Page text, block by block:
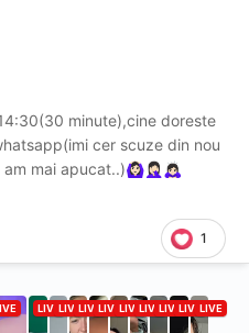
minute),cine doreste
cer scuze din nou
mai apucat..)🙆🏻‍♀️🤦🏻‍♀️ 🙇🏻‍♀️
1